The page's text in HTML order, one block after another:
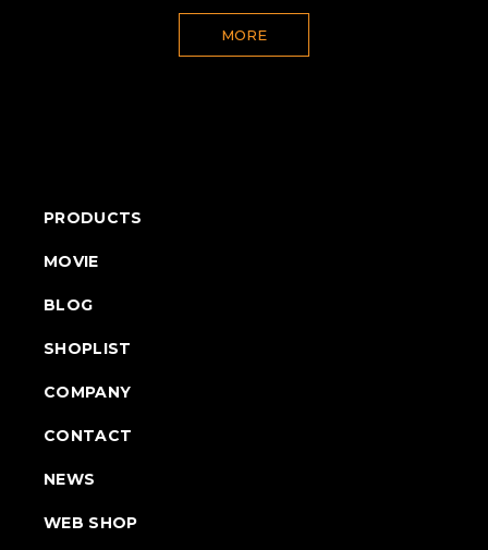
MORE
PRODUCTS
MOVIE
BLOG
SHOPLIST
COMPANY
CONTACT
NEWS
WEB SHOP